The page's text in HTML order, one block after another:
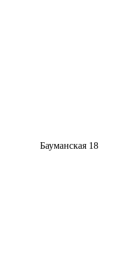
Бауманская 18